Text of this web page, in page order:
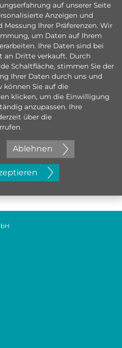
auf unserer Seite
Anzeigen und
Messung Ihrer Präferenzen. Wir
um Daten auf Ihrem
Ihre Daten sind bei
an Dritte verkauft. Durch
Schaltfläche, stimmen Sie der
Ihrer Daten durch uns und
können Sie auf die
klicken, um die Einwilligung
anzupassen. Ihre
über die
Ablehnen